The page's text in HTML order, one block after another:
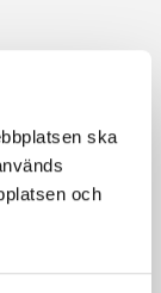
ska
och
kontakta oss
hur vi kan